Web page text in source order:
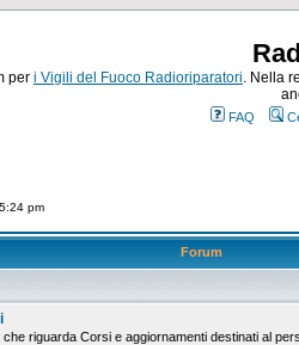
per i Vigili del Fuoco Radioriparatori. Nella
FAQ
pm
Forum
riguarda Corsi e aggiornamenti destinati al